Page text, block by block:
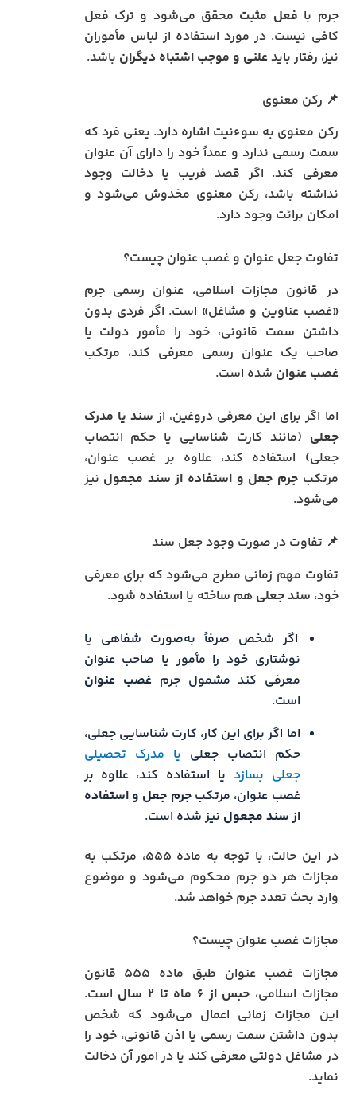
جرم با فعل مثبت محقق می‌شود و ترک فعل
کافی نیست. در مورد استفاده از لباس مأموران
نیز، رفتار بایدعلنی و موجب اشتباه دیگران باشد.
📌 رکن معنوی
رکن معنوی به سوءنیت اشاره دارد. یعنی فرد که
سمت رسمی ندارد و عمداً خود را دارای آن عنوان
معرفی کند. اگر قصد فریب یا دخالت وجود
نداشته باشد، رکن معنوی مخدوش می‌شود و
امکان برائت وجود دارد.
تفاوت جعل عنوان و غصب عنوان چیست؟
در قانون مجازات اسلامی، عنوان رسمی جرم
«غصب عناوین و مشاغل» است. اگر فردی بدون
داشتن سمت قانونی، خود را مأمور دولت یا
صاحب یک عنوان رسمی معرفی کند، مرتکب
غصب عنوان شده است.
اما اگر برای این معرفی دروغین، از سند یا مدرک
جعلی (مانند کارت شناسایی یا حکم انتصاب
جعلی) استفاده کند، علاوه بر غصب عنوان،
مرتکبجرم جعل و استفاده از سند مجعول نیز
می‌شود.
📌 تفاوت در صورت وجود جعل سند
تفاوت مهم زمانی مطرح می‌شود که برای معرفی
خود، سند جعلی هم ساخته یا استفاده شود.
اگر شخص صرفاً به‌صورت شفاهی یا
نوشتاری خود را مأمور یا صاحب عنوان
معرفی کند مشمول جرمغصب عنوان
است.
اما اگر برای این کار، کارت شناسایی جعلی،
حکم انتصاب جعلی یا مدرک تحصیلی
جعلی بسازد یا استفاده کند، علاوه بر
غصب عنوان، مرتکبجرم جعل و استفاده
از سند مجعول نیز شده است.
در این حالت، با توجه به ماده ۵۵۵، مرتکب به
مجازات هر دو جرم محکوم می‌شود و موضوع
وارد بحث تعدد جرم خواهد شد.
مجازات غصب عنوان چیست؟
مجازات غصب عنوان طبق ماده ۵۵۵ قانون
مجازات اسلامی، حبس از ۶ ماه تا ۲ سال
است.
این مجازات زمانی اعمال می‌شود که شخص
بدون داشتن سمت رسمی یا اذن قانونی، خود را
در مشاغل دولتی معرفی کند یا در امور آن دخالت
نماید.